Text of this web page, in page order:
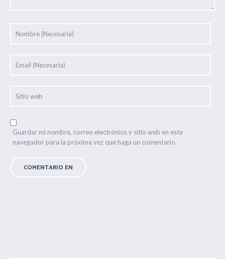
Guardar mi nombre, correo electrónico y sitio web en este
navegador para la próxima vez que haga un comentario.